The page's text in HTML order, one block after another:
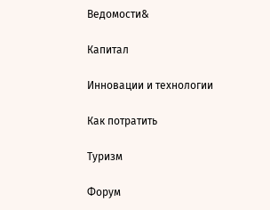
Ведомости&
Капитал
Инновации и технологии
Как потратить
Туризм
Форум